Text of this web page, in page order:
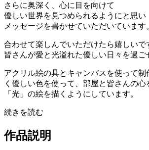
さらに奥深く、心に目を向けて
優しい世界を見つめられるようにと思い
メッセージを書かせていただいています
合わせて楽しんでいただけたら嬉しいで
皆さんが愛と光溢れた優しい日々を過ご
アクリル絵の具とキャンバスを使って制
く優しい色を使って、部屋と皆さんの心
「光」の絵を描くようにしています。
続きを読む
作品説明